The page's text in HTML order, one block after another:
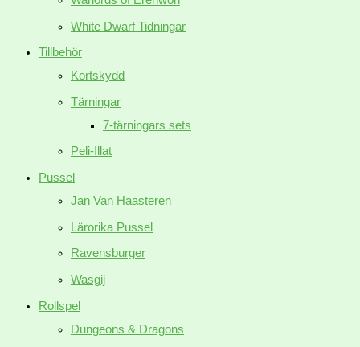
White Dwarf Tidningar
Tillbehör
Kortskydd
Tärningar
7-tärningars sets
Peli-Illat
Pussel
Jan Van Haasteren
Lärorika Pussel
Ravensburger
Wasgij
Rollspel
Dungeons & Dragons